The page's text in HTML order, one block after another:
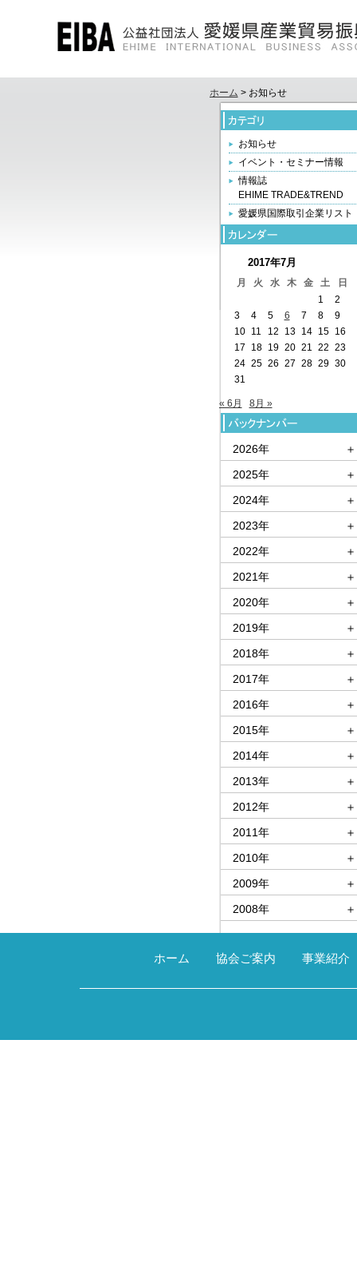
ホーム > お知らせ
お知らせ
イベント・セミナー情報
情報誌
EHIME TRADE&TREND
愛媛県国際取引企業リスト
2017年7月
月 火 水 木 金 土
日
1
2
3
4 5 6 7 8
9
10
11 12 13 14 15
16
17
18 19 20 21 22 23
24 25 26 27 28 29 30
31
« 6月 8月 »
2026年
＋
2025年
＋
2024年
＋
2023年
＋
2022年
＋
2021年
＋
2020年
＋
2019年
＋
2018年
＋
2017年
＋
2016年
＋
2015年
＋
2014年
＋
2013年
＋
2012年
＋
2011年
＋
2010年
＋
2009年
＋
2008年
＋
ホーム 協会ご案内 事業紹介